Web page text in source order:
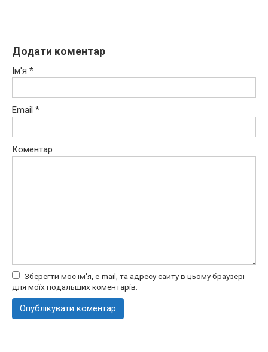
Додати коментар
Ім'я *
Email *
Коментар
Зберегти моє ім'я, e-mail, та адресу сайту в цьому браузері
для моїх подальших коментарів.